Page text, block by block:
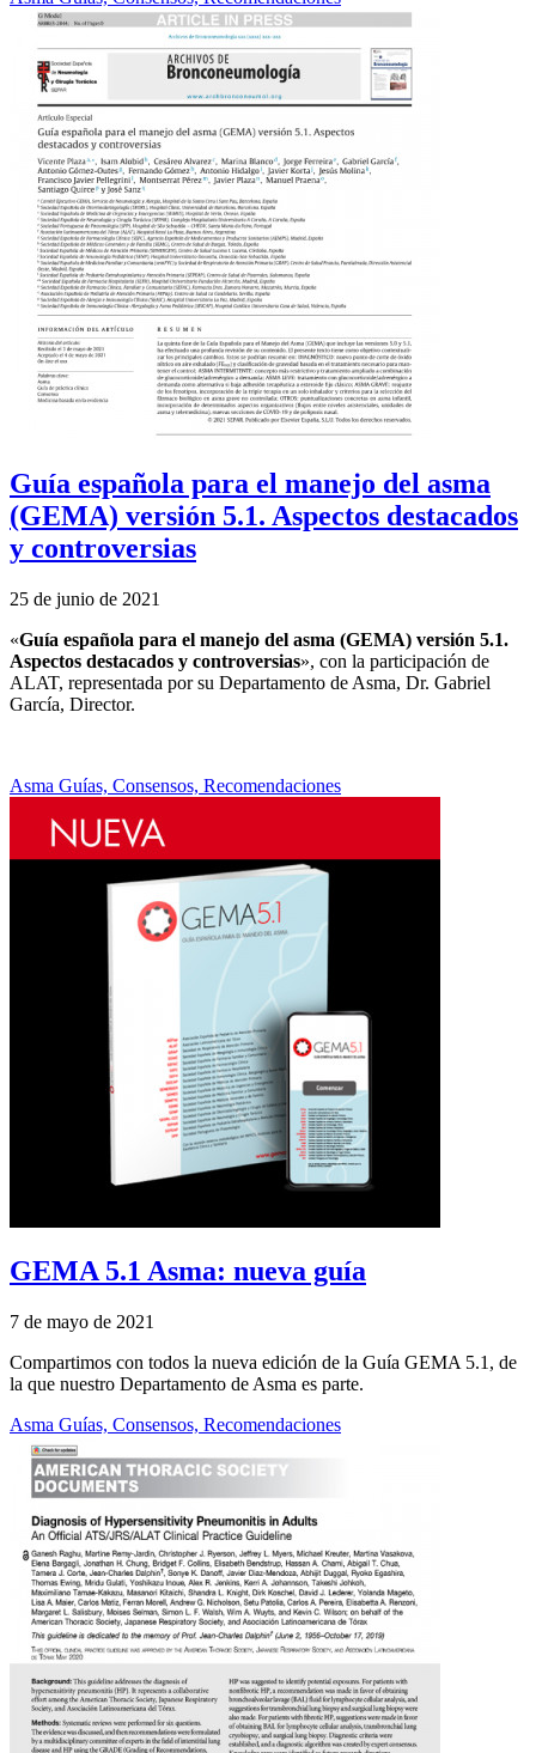
Guía española para el manejo del asma
(GEMA) versión 5.1. Aspectos destacados
y controversias
25 de junio de 2021
«Guía española para el manejo del asma (GEMA) versión 5.1.
Aspectos destacados y controversias», con la participación de
ALAT, representada por su Departamento de Asma, Dr. Gabriel
García, Director.
Asma Guías, Consensos, Recomendaciones
GEMA 5.1 Asma: nueva guía
7 de mayo de 2021
Compartimos con todos la nueva edición de la Guía GEMA 5.1, de
la que nuestro Departamento de Asma es parte.
Asma Guías, Consensos, Recomendaciones